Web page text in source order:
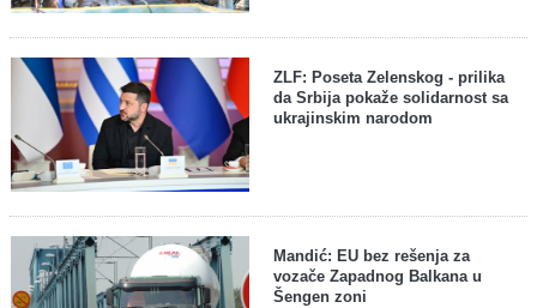
ZLF: Poseta Zelenskog - prilika
da Srbija pokaže solidarnost sa
ukrajinskim narodom
Mandić: EU bez rešenja za
vozače Zapadnog Balkana u
Šengen zoni